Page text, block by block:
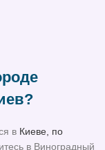
в Киеве, по
в Виноградный